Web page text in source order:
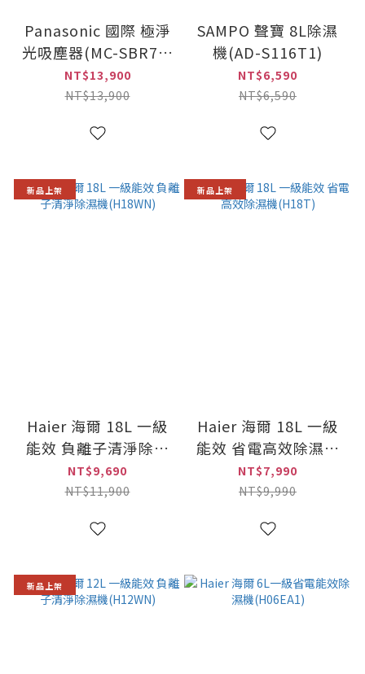
Panasonic 國際 極淨
光吸塵器(MC-SBR70-
K)
NT$13,900
NT$13,900
SAMPO 聲寶 8L除濕
機(AD-S116T1)
NT$6,590
NT$6,590
新品上架
Haier 海爾 18L 一級
能效 負離子清淨除濕
機(H18WN)
NT$9,690
NT$11,900
新品上架
Haier 海爾 18L 一級
能效 省電高效除濕機
(H18T)
NT$7,990
NT$9,990
新品上架